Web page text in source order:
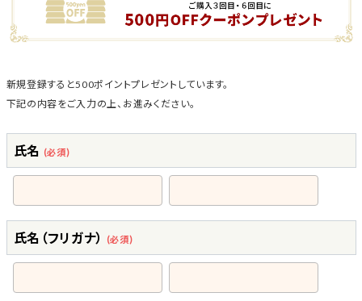
新規登録すると500ポイントプレゼントしています。
下記の内容をご入力の上、お進みください。
氏名 (必須)
氏名（フリガナ） (必須)